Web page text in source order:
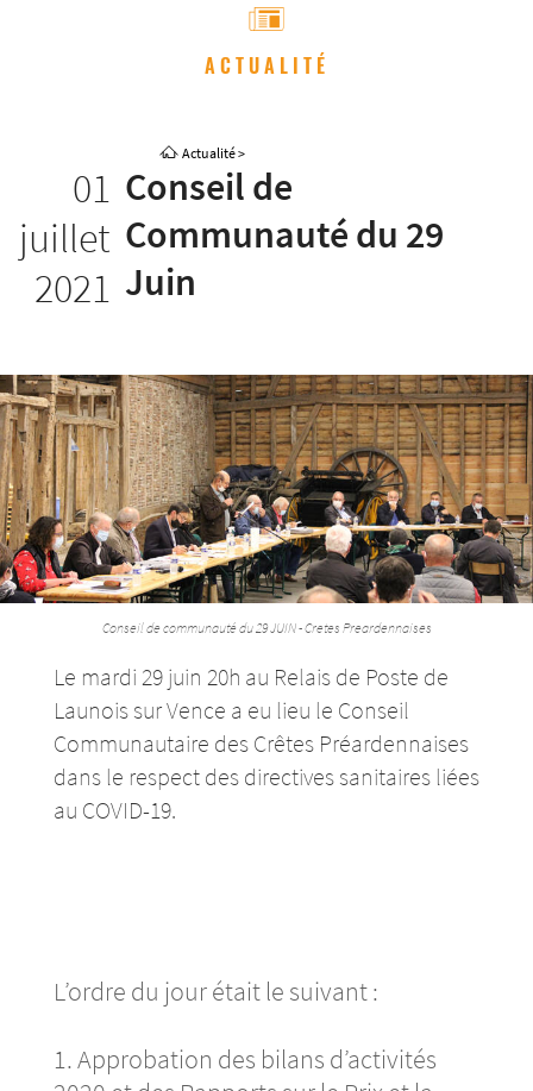
ACTUALITÉ
Actualité>
01
juillet
2021
Conseil de
Communauté du 29
Juin
Conseil de communauté du 29 JUIN - Cretes Preardennaises
Le mardi 29 juin 20h au Relais de Poste de
Launois sur Vence a eu lieu le Conseil
Commu­­­­­­­­­­­­­­­­­nau­­­­­­­­­­­­­­­­­taire des Crêtes Préar­­­­­­­­­­­­­­­­­den­­­­­­­­­­­­­­­­­naises
dans le respect des direc­­­­­­­­­­­­­­­­­tives sani­­­­­­­­­­­­­­­­­taires liées
au COVID-19.
L’ordre du jour était le suivant :
1. Appro­­­­­­­­­ba­­­­­­­­­tion des bilans d’ac­­­­­­­­­ti­­­­­­­­­vi­­­­­­­­­tés